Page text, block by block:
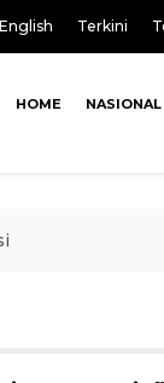
English Terkini
HOME NASIONAL